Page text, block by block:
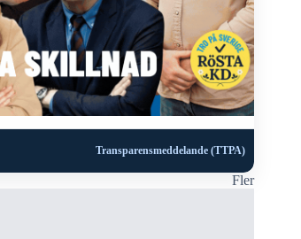
Transparensmeddelande (TTPA)
Fler